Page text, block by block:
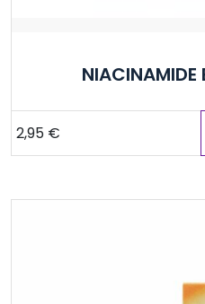
NIACINAMIDE
2,95 €